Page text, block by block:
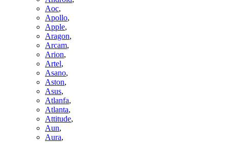
Aoc,
Apollo,
Apple,
Aragon,
Arcam,
Arion,
Artel,
Asano,
Aston,
Asus,
Atlanfa,
Atlanta,
Attitude,
Aun,
Aura,